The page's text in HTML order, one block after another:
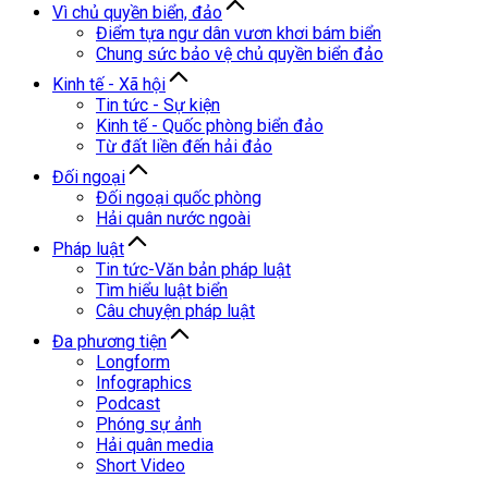
Vì chủ quyền biển, đảo
Điểm tựa ngư dân vươn khơi bám biển
Chung sức bảo vệ chủ quyền biển đảo
Kinh tế - Xã hội
Tin tức - Sự kiện
Kinh tế - Quốc phòng biển đảo
Từ đất liền đến hải đảo
Đối ngoại
Đối ngoại quốc phòng
Hải quân nước ngoài
Pháp luật
Tin tức-Văn bản pháp luật
Tìm hiểu luật biển
Câu chuyện pháp luật
Đa phương tiện
Longform
Infographics
Podcast
Phóng sự ảnh
Hải quân media
Short Video